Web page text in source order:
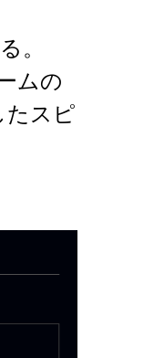
。
ムの
たスピ